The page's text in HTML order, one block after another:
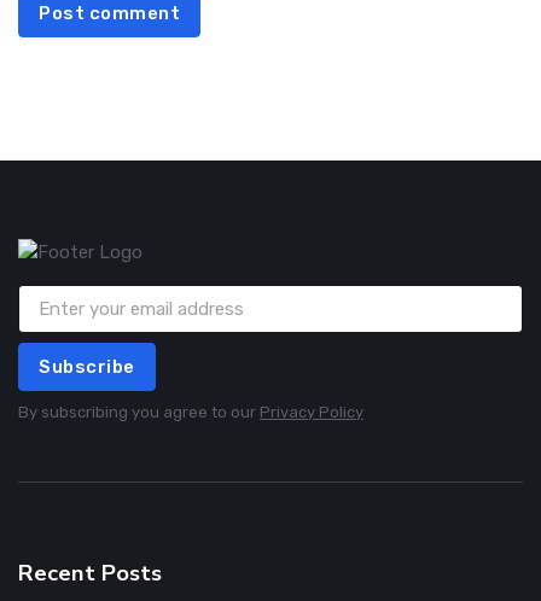
Post comment
Subscribe
By subscribing you agree to our Privacy Policy
Recent Posts